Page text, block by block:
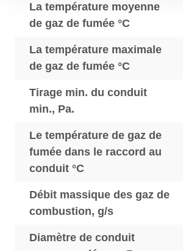
La température moyenne
de gaz de fumée °C
La température maximale
de gaz de fumée °C
Tirage min. du conduit
min., Pa.
Le température de gaz de
fumée dans le raccord au
conduit °C
Débit massique des gaz de
combustion, g/s
Diamètre de conduit